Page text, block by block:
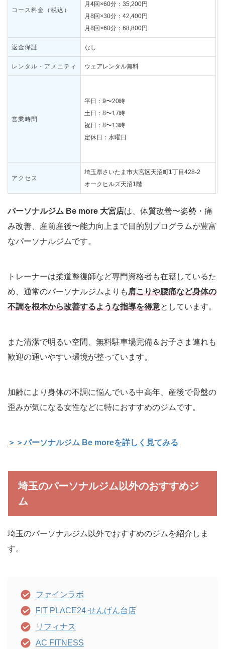
コース料金（税込）
月4回×60分：35,200円
月8回×30分：42,400円
月8回×60分：68,800円
返金保証 なし
レンタル・アメニティ ウェアレンタル無料
営業時間
平日：9〜20時
土日：8〜17時
祝日：8〜13時
定休日：水曜日
アクセス
埼玉県さいたま市大宮区天沼町1丁目428-2
オークヒルズ天沼1階
パーソナルジム Be more 大宮店は、体質改善〜姿勢・痛
み改善、産前産後〜能力向上まで目的別プログラムが豊富
なパーソナルジムです。
トレーナーは柔道整復師など専門資格者も在籍しているた
め、通常のパーソナルジムよりも肩こりや腰痛など身体の
不調を根本から改善するような指導を得意としています。
また清潔で明るい空間、無料駐車場完備＆お子さま連れも
歓迎の通いやすい環境が整っています。
加齢により身体の不調に悩んでいる中高年、産後で骨盤の
歪みが気になる女性などに特におすすめのジムです。
＞＞パーソナルジム Be moreを詳しく見てみる
埼玉のパーソナルジム以外のおすすめジ
ム
埼玉のパーソナルジム以外でおすすめのジムを紹介しま
す。
ファインラボ
FIT PLACE24 せんげん台店
リフィナス
AC FITNESS